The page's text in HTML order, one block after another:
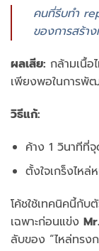
คนที่รีบทำ
ของการสร้า
ผลเสีย: กล้ามเนื้อ
เพียงพอในการพั
วิธีแก้:
ค้าง 1 วินาทีที่
ตั้งใจเกร็งไห
โค้ชใช้เทคนิคนี้กับ
เฉพาะก่อนแข่ง
ลับของ “ไหล่ทรง